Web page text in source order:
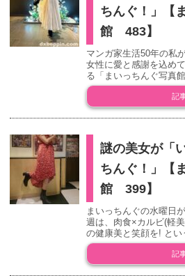
ちんぐ！」【
館 483】
マンガ家生活50年の私
女性に愛と感謝を込め
る「まいっちんぐ写真
記
謎の美女が「
ちんぐ！」【
館 399】
まいっちんぐの水曜日
週は、肉食×カルビ(軽
の健康美と笑顔を! とい
記